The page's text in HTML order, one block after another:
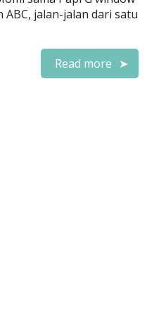
jalan-jalan dari satu
Read more